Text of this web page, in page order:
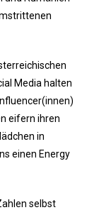
Media halten
eifern ihren
in
einen Energy
selbst